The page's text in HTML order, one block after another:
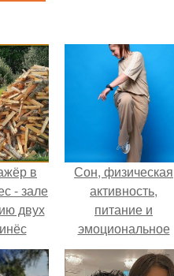
в
- зале
двух
Сон, физическая
активность,
питание и
эмоциональное
состояние!